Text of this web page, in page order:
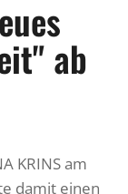
ab
KRINS am
damit einen